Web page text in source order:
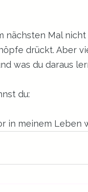
Mal nicht
drückt. Aber
was du daraus
du:
in meinem Leben